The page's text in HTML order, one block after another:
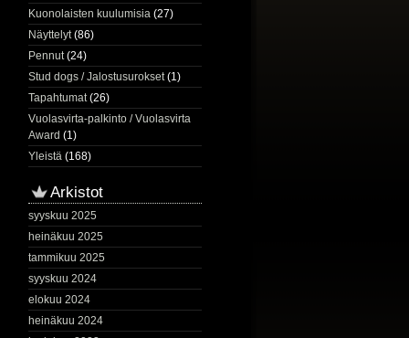
Kuonolaisten kuulumisia (27)
Näyttelyt(86)
Pennut(24)
Stud dogs / Jalostusurokset(1)
Tapahtumat(26)
Vuolasvirta-palkinto / Vuolasvirta
Award (1)
Yleistä (168)
Arkistot
syyskuu 2025
heinäkuu 2025
tammikuu 2025
syyskuu 2024
elokuu 2024
heinäkuu 2024